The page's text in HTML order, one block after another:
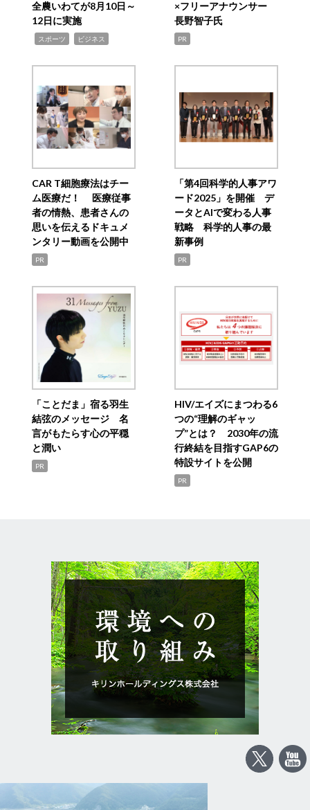
全農いわてが8月10日～
12日に実施
スポーツ ビジネス
×フリーアナウンサー
長野智子氏
PR
CAR T細胞療法はチー
ム医療だ！ 医療従事
者の情熱、患者さんの
思いを伝えるドキュメ
ンタリー動画を公開中
PR
「第4回科学的人事アワ
ード2025」を開催 デ
ータとAIで変わる人事
戦略 科学的人事の最
新事例
PR
「ことだま」宿る羽生
結弦のメッセージ 名
言がもたらす心の平穏
と潤い
PR
HIV/エイズにまつわる6
つの“理解のギャッ
プ”とは？ 2030年の流
行終結を目指すGAP6の
特設サイトを公開
PR